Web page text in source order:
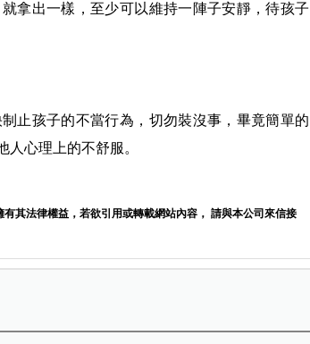
拿出一樣，至少可以維持一陣子安靜，待孩子
止孩子的不當行為，切勿裝沒事，畢竟簡單的
心理上的不舒服。
其法律權益，若欲引用或轉載網站內容， 請與本公司來信接